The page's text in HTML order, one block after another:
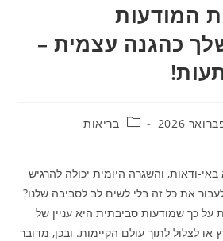
המודעות
כהגנה עצמית –
קטגוריה:
בריאות
ודאות, והשגרה היומית יכולה להרגיש
את כל זה בלי לשים לב לסביבה שלנו?
על כך שמודעות סביבתית היא עניין של
לצלול לתוך עולם הקיימות. ובכן, מדובר